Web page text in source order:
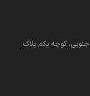
جنوبی، کوچه یکم پلاک